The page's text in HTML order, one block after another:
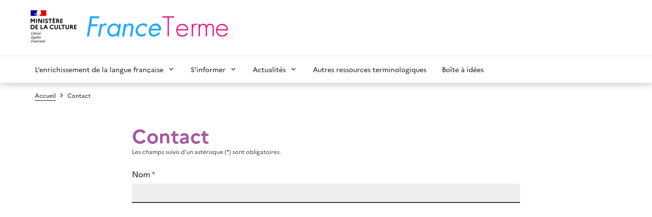
L’enrichissement de la langue française S’informer Actualités Autres ressources terminologiques Boîte à idées
Accueil Contact
Contact
Les champs suivis d’un astérisque (*) sont obligatoires.
Nom*